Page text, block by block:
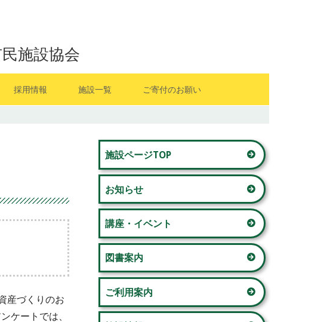
施設協会
採用情報 施設一覧
藤が丘地区センター
若草台地区センター
美しが丘西地区センター
奈良地区センター
青葉台コミュニティハウス 「本
の家」
荏田西コミュニティハウス
ご寄付のお願い
産づくりのお
ケートでは、
メ
イ
ン
サ
イ
ド
バ
施設ページTOP
お知らせ
講座・イベント
図書案内
ご利用案内